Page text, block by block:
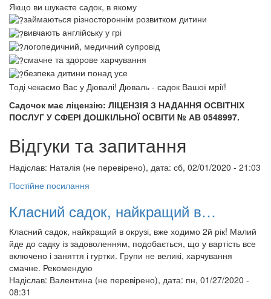
Якщо ви шукаєте садок, в якому
займаються різностороннім розвитком дитини
вивчають англійську у грі
логопедичний, медичний супровід
смачне та здорове харчування
безпека дитини понад усе
Тоді чекаємо Вас у Дювалі! Дюваль - садок Вашої мрії!
Садочок має ліцензію: ЛІЦЕНЗІЯ З НАДАННЯ ОСВІТНІХ
ПОСЛУГ У СФЕРІ ДОШКІЛЬНОЇ ОСВІТИ № АВ 0548997.
Відгуки та запитання
Надіслав: Наталія (не перевірено), дата: сб, 02/01/2020 - 21:03
Постійне посилання
Класний садок, найкращий в…
Класний садок, найкращий в окрузі, вже ходимо 2й рік! Малий
йде до садку із задоволенням, подобається, що у вартість все
включено і заняття і гуртки. Групи не великі, харчування
смачне. Рекомендую
Надіслав: Валентина (не перевірено), дата: пн, 01/27/2020 -
08:31